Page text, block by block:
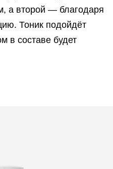
а второй — благодаря
Тоник подойдёт
в составе будет